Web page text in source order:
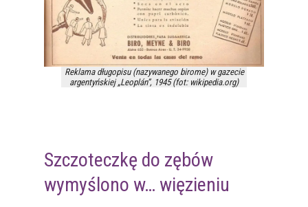
Reklama długopisu (nazywanego birome) w gazecie
argentyńskiej „Leoplán”, 1945 (fot: wikipedia.org)
Szczoteczkę do zębów
wymyślono w… więzieniu